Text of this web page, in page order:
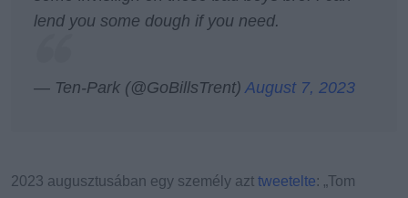
lend you some dough if you need.
— Ten-Park (@GoBillsTrent)August 7, 2023
2023 augusztusában egy személy azt tweetelte: „Tom